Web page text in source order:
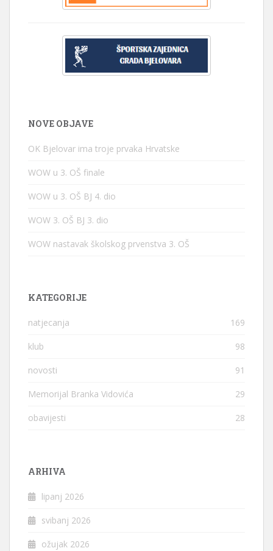
NOVE OBJAVE
OK Bjelovar ima troje prvaka Hrvatske
WOW u 3. OŠ finale
WOW u 3. OŠ BJ 4. dio
WOW 3. OŠ BJ 3. dio
WOW nastavak školskog prvenstva 3. OŠ
KATEGORIJE
natjecanja 169
klub 98
novosti 91
Memorijal Branka Vidovića 29
obavijesti 28
ARHIVA
lipanj 2026
svibanj 2026
ožujak 2026